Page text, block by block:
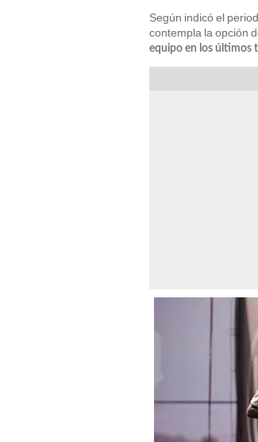
Según indicó el
contempla la opción
equipo en los últimos